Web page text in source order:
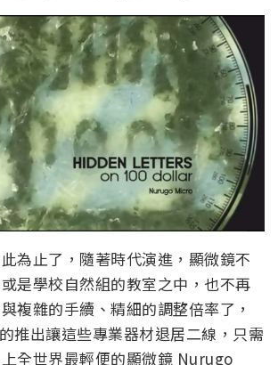
為止了，隨著時代演進，顯微鏡不
是學校自然組的教室之中，也不再
複雜的手續、精細的調整倍率了，
推出讓這些專業器材退居二線，只需
全世界最輕便的顯微鏡 Nurugo